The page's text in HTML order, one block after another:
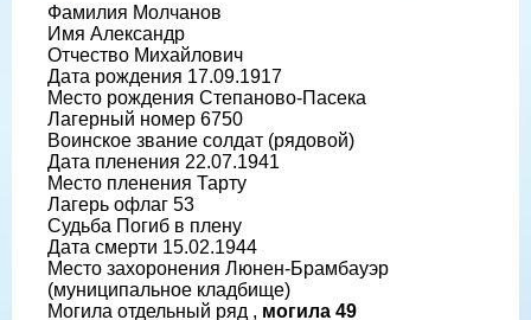
Фамилия Молчанов
Имя Александр
Отчество Михайлович
Дата рождения 17.09.1917
Место рождения Степаново-Пасека
Лагерный номер 6750
Воинское звание солдат (рядовой)
Дата пленения 22.07.1941
Место пленения Тарту
Лагерь офлаг 53
Судьба Погиб в плену
Дата смерти 15.02.1944
Место захоронения Люнен-Брамбауэр
(муниципальное кладбище)
Могила отдельный ряд , могила 49